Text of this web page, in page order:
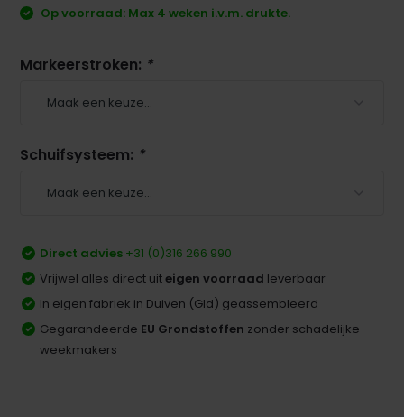
Op voorraad: Max 4 weken i.v.m. drukte.
Markeerstroken: *
Schuifsysteem: *
Direct advies +31 (0)316 266 990
Vrijwel alles direct uiteigen voorraad leverbaar
In eigen fabriek in Duiven (Gld) geassembleerd
Gegarandeerde EU Grondstoffen zonder schadelijke
weekmakers